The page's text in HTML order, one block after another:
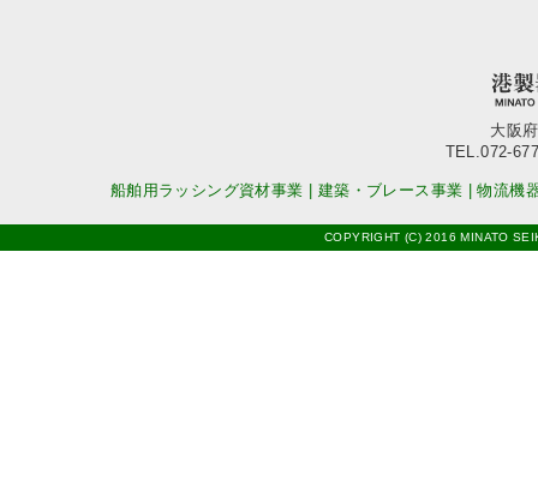
大阪
TEL.072-
船舶用ラッシング資材事業 建築・ブレース事業 |物流機
COPYRIGHT (C) 2016 MINATO